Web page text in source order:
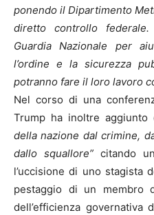
ponendo il Dipartimento
diretto controllo federale.
Guardia Nazionale per
l’ordine e la sicurezza
potranno fare il loro lavoro
Nel corso di una
Trump ha inoltre aggiunto
della nazione dal crimine,
dallo squallore”citando
l’uccisione di uno stagista
pestaggio di un membro
dell’efficienza